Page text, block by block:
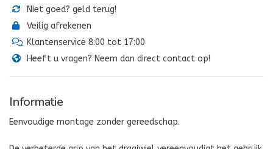
Niet goed? geld terug!
Veilig afrekenen
Klantenservice 8:00 tot 17:00
Heeft u vragen? Neem dan direct contact op!
Informatie
Eenvoudige montage zonder gereedschap.